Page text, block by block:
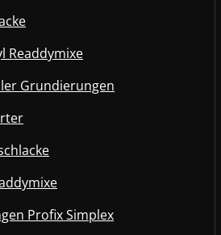
Readdymixe
Grundierungen
Profix Simplex